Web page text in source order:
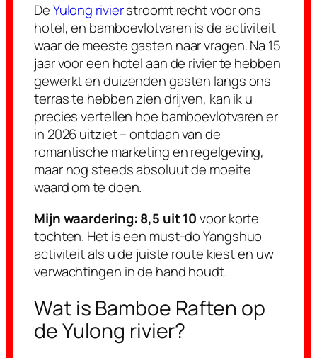
DeYulong rivierstroomt recht voor ons
hotel, en bamboevlotvaren is de activiteit
waar de meeste gasten naar vragen. Na 15
jaar voor een hotel aan de rivier te hebben
gewerkt en duizenden gasten langs ons
terras te hebben zien drijven, kan ik u
precies vertellen hoe bamboevlotvaren er
in 2026 uitziet – ontdaan van de
romantische marketing en regelgeving,
maar nog steeds absoluut de moeite
waard om te doen.
Mijn waardering: 8,5 uit 10voor korte
tochten. Het is een must-do Yangshuo
activiteit als u de juiste route kiest en uw
verwachtingen in de hand houdt.
Wat is Bamboe Raften op
de Yulong rivier?